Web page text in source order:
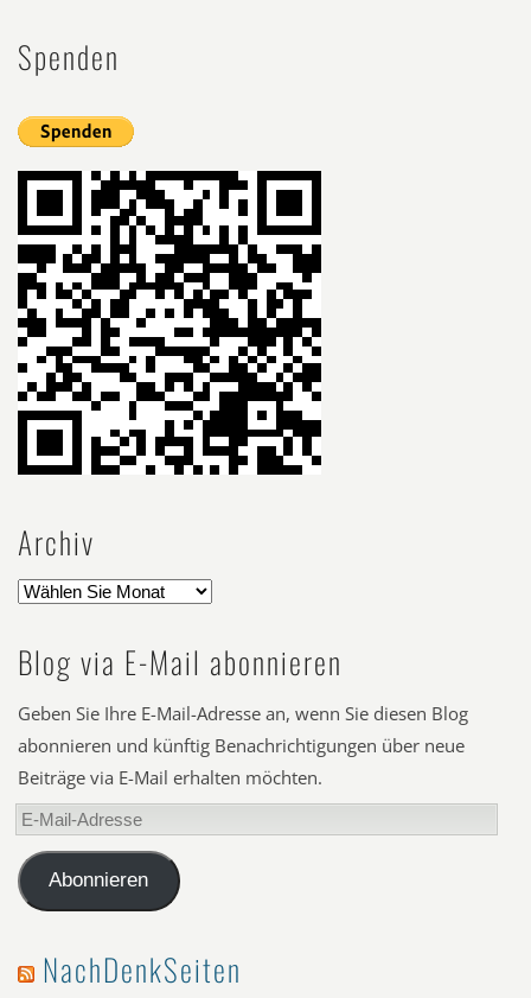
Spenden
Archiv
Blog via E-Mail abonnieren
Geben Sie Ihre E-Mail-Adresse an, wenn Sie diesen Blog
abonnieren und künftig Benachrichtigungen über neue
Beiträge via E-Mail erhalten möchten.
E-
Mail-
AdresseAbonnieren
NachDenkSeiten